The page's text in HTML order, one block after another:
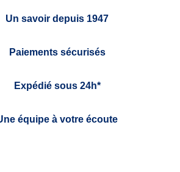
Un savoir depuis 1947
Paiements sécurisés
Expédié sous 24h*
équipe à votre écoute